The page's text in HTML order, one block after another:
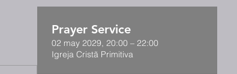
Prayer Service
02 may 2029, 20:00 – 22:00
Igreja Cristã Primitiva